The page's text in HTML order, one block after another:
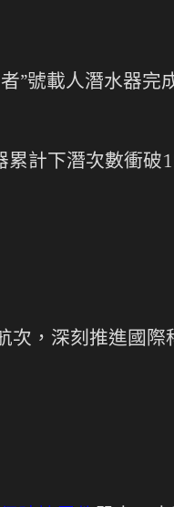
”號載人潛水器完
累計下潛次數衝破
次，深刻推進國